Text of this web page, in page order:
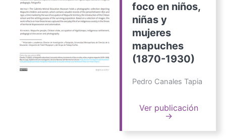
foco en niños,
niñas y
mujeres
mapuches
(1870-1930)
Pedro Canales Tapia
Ver publicación
→